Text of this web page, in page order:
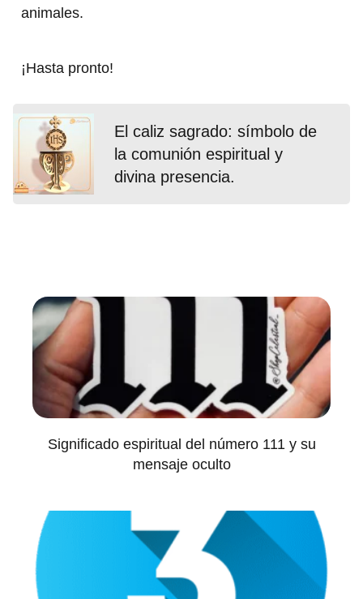
animales.
¡Hasta pronto!
El caliz sagrado: símbolo de
la comunión espiritual y
divina presencia.
Significado espiritual del número 111 y su
mensaje oculto